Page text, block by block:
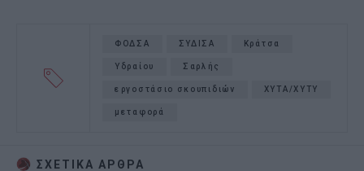
ΦΟΔΣΑ ΣΥΔΙΣΑ Κράτσα
Υδραίου Σαρλής
εργοστάσιο σκουπιδιών ΧΥΤΑ/ΧΥΤΥ
μεταφορά
ΣΧΕΤΙΚA AΡΘΡΑ